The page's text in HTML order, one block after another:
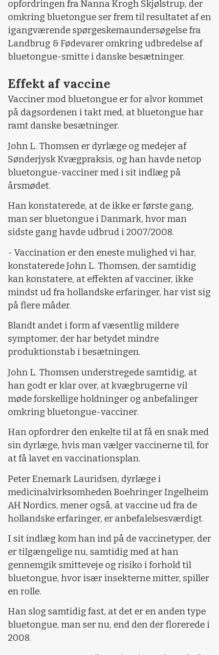
opfordringen fra Nanna Krogh Skjølstrup, der
omkring bluetongue ser frem til resultatet af en
igangværende spørgeskemaundersøgelse fra
Landbrug & Fødevarer omkring udbredelse af
bluetongue-smitte i danske besætninger.
Effekt af vaccine
Vacciner mod bluetongue er for alvor kommet
på dagsordenen i takt med, at bluetongue har
ramt danske besætninger.
John L. Thomsen er dyrlæge og medejer af
Sønderjysk Kvægpraksis, og han havde netop
bluetongue-vacciner med i sit indlæg på
årsmødet.
Han konstaterede, at de ikke er første gang,
man ser bluetongue i Danmark, hvor man
sidste gang havde udbrud i 2007/2008.
- Vaccination er den eneste mulighed vi har,
konstaterede John L. Thomsen, der samtidig
kan konstatere, at effekten af vacciner, ikke
mindst ud fra hollandske erfaringer, har vist sig
på flere måder.
Blandt andet i form af væsentlig mildere
symptomer, der har betydet mindre
produktionstab i besætningen.
John L. Thomsen understregede samtidig, at
han godt er klar over, at kvægbrugerne vil
møde forskellige holdninger og anbefalinger
omkring bluetongue-vacciner.
Han opfordrer den enkelte til at få en snak med
sin dyrlæge, hvis man vælger vaccinerne til, for
at få lavet en vaccinationsplan.
Peter Enemark Lauridsen, dyrlæge i
medicinalvirksomheden Boehringer Ingelheim
AH Nordics, mener også, at vaccine ud fra de
hollandske erfaringer, er anbefalelsesværdigt.
I sit indlæg kom han ind på de vaccinetyper, der
er tilgængelige nu, samtidig med at han
gennemgik smitteveje og risiko i forhold til
bluetongue, hvor især insekterne mitter, spiller
en rolle.
Han slog samtidig fast, at det er en anden type
bluetongue, man ser nu, end den der florerede i
2008.